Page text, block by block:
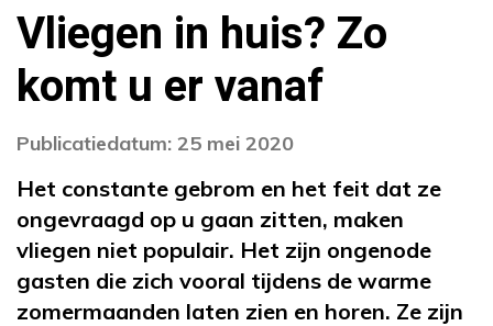
Vliegen in huis? Zo
komt u er vanaf
Publicatiedatum: 25 mei 2020
Het constante gebrom en het feit dat ze
ongevraagd op u gaan zitten, maken
vliegen niet populair. Het zijn ongenode
gasten die zich vooral tijdens de warme
zomermaanden laten zien en horen. Ze zijn